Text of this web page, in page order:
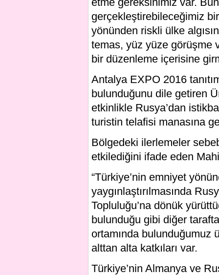
gerçekleştirebileceğimiz
yönünden riskli ülke
temas, yüz yüze görüşme
bir düzenleme içerisine
Antalya EXPO 2016
bulunduğunu dile getiren
etkinlikle Rusya’dan
turistin telafisi manasına
Bölgedeki ilerlemeler
etkilediğini ifade eden
“Türkiye’nin emniyet
yaygınlaştırılmasında
Topluluğu’na dönük
bulunduğu gibi diğer
ortamında bulunduğumuz
alttan alta katkıları var.
Türkiye’nin Almanya ve